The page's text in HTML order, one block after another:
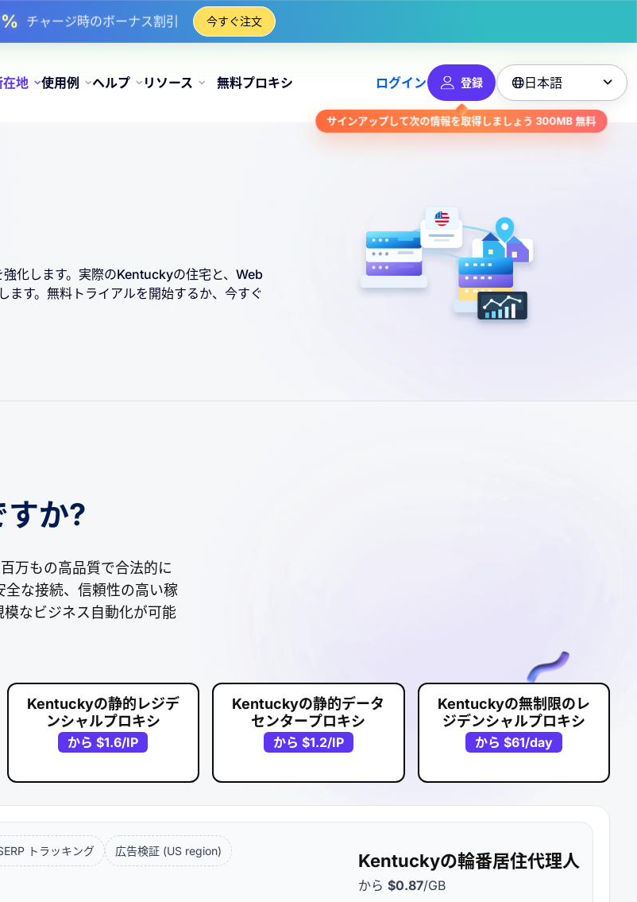
チャージ時のボーナス割引
25%静的 IP 購入の割引
IP のローテーション購入の割引
今すぐ注文
在地 使用例 ヘルプ リソース 無料プロキシ ログイン 登録
サインアップして次の情報を取得しましょう300MB無料
日本語 
化します。実際のKentuckyの住宅と、Web
ます。無料トライアルを開始するか、今すぐ
か?
万もの高品質で合法的に
な接続、信頼性の高い稼
なビジネス自動化が可能
Kentuckyの静的レジデ
ンシャルプロキシ
から$1.6/IP
Kentuckyの静的データ
センタープロキシ
から $1.2/IP
Kentuckyの無制限のレ
ジデンシャルプロキシ
から $61/day
トラッキング 広告検証 (US region) Kentuckyの輪番居住代理人
から $0.87/GB